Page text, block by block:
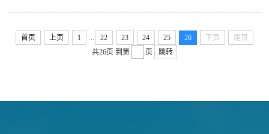
首页 上页 1 ... 22 23 24 25 26 下页
尾页
共26页 到第 页 跳转